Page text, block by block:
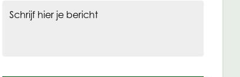
Schrijf hier je bericht